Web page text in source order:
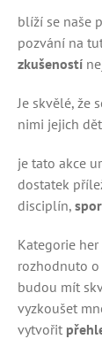
blíží se naše
pozvání na
zkušeností
Je skvělé, že
nimi jejich
je tato akce
dostatek
disciplín,
Kategorie
rozhodnuto
budou mít
vyzkoušet
vytvořit